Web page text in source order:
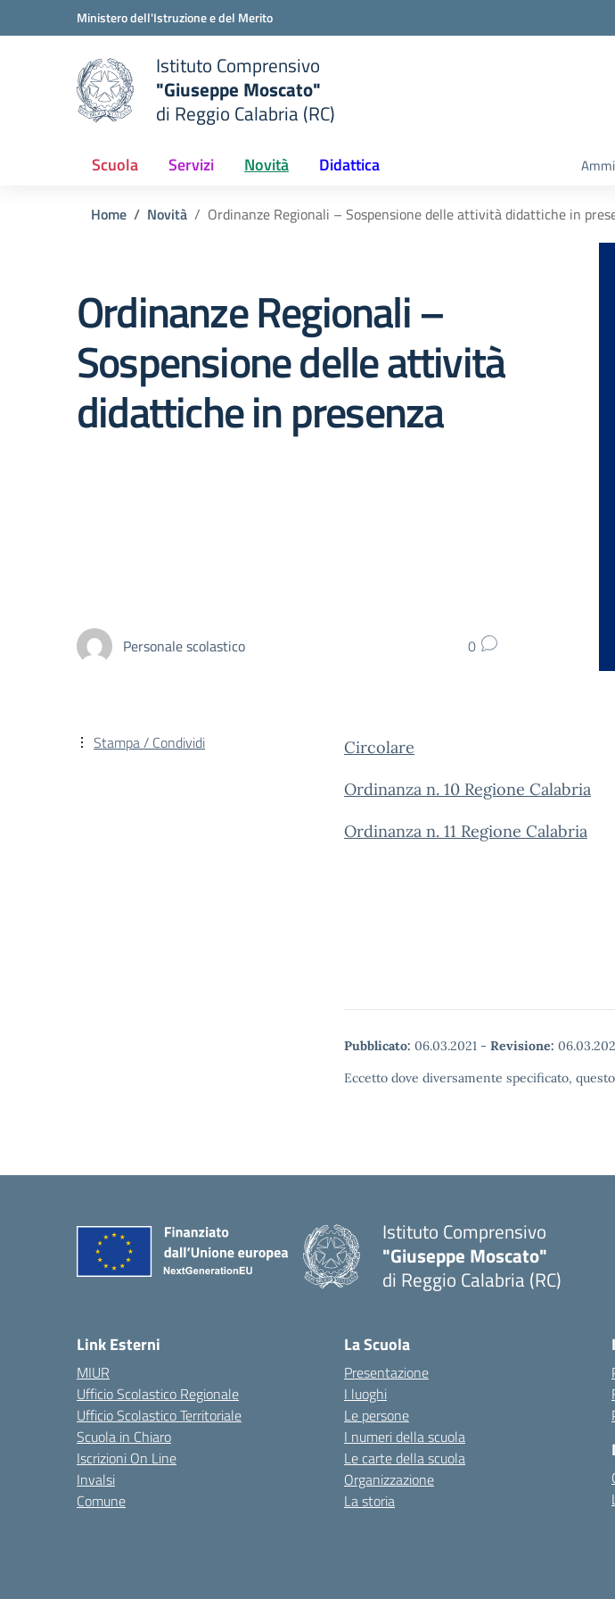
Vai ai contenuti
Vai al menu di navigazioneMinistero dell'Istruzione e del Merito
scuola
Istituto Comprensivo
"Giuseppe Moscato"
di Reggio Calabria (RC)
Scuola Servizi Novità Didattica
Home Novità Ordinanze Regionali – Sospensione delle attività didattiche in
Ordinanze Regionali –
Sospensione delle attività
didattiche in presenza
Personale scolastico 0
Circolare
Ordinanza n. 10 Regione Calabria
Ordinanza n. 11 Regione Calabria
Pubblicato: 06.03.2021 - Revisione:
Eccetto dove diversamente specificato,
Stampa / Condividi
Istituto Comprensivo
"Giuseppe Moscato"
di Reggio Calabria (RC)
Link Esterni
MIUR
Ufficio Scolastico Regionale
Ufficio Scolastico Territoriale
Scuola in Chiaro
Iscrizioni On Line
Invalsi
Comune
La Scuola
Presentazione
I luoghi
Le persone
I numeri della scuola
Le carte della scuola
Organizzazione
La storia